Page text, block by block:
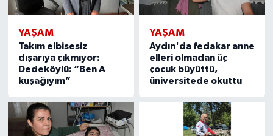
YAŞAM
Takım elbisesiz
dışarıya çıkmıyor:
Dedeköylü: “Ben A
kuşağıyım”
YAŞAM
Aydın'da fedakar anne
elleri olmadan üç
çocuk büyüttü,
üniversitede okuttu